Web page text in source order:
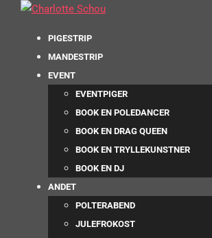
PIGESTRIP
MANDESTRIP
EVENT
EVENTPIGER
BOOK EN POLEDANCER
BOOK EN DRAG QUEEN
BOOK EN TRYLLEKUNSTNER
BOOK EN DJ
ANDET
POLTERABEND
JULEFROKOST